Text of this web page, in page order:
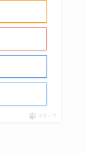
ポチップ